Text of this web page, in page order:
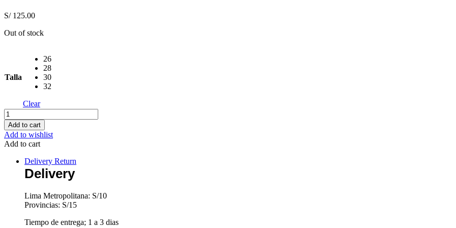
S/125.00
Out of stock
Talla
26
28
30
32
Clear
Jean
American
Azul
Claro
quantity
Add to cart
Add to wishlist
Add to cart
Delivery Return
Delivery
Lima Metropolitana: S/10
Provincias: S/15
Tiempo de entrega; 1 a 3 dias